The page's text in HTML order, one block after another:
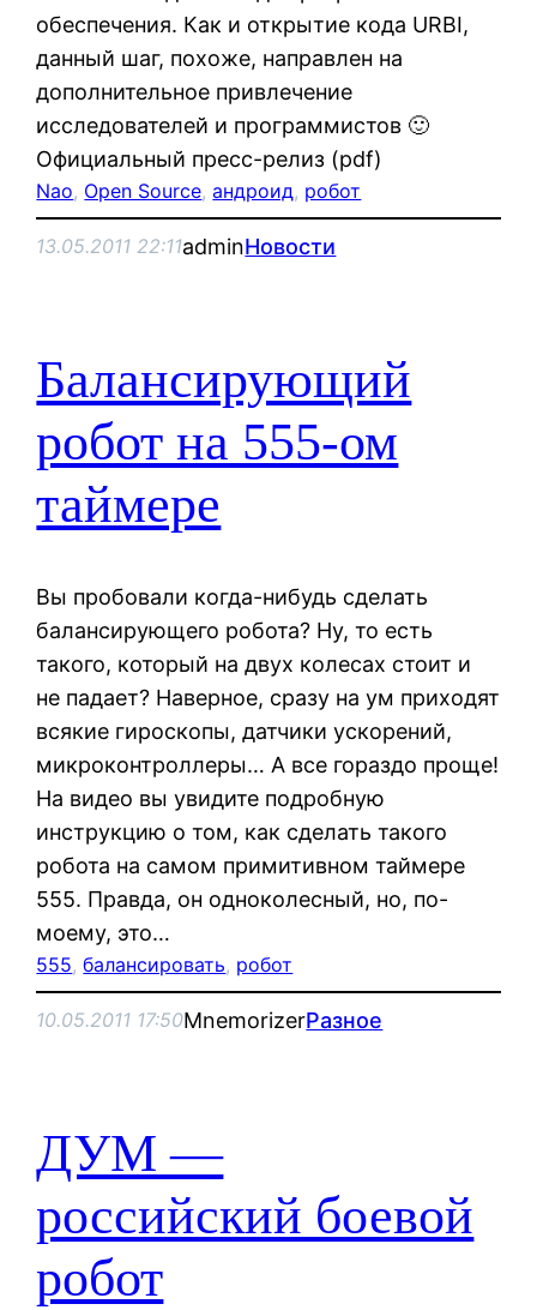
обеспечения. Как и открытие кода URBI,
данный шаг, похоже, направлен на
дополнительное привлечение
исследователей и программистов 🙂
Официальный пресс-релиз (pdf)
Nao, Open Source, андроид, робот
13.05.2011 22:11adminНовости
Балансирующий
робот на 555-ом
таймере
Вы пробовали когда-нибудь сделать
балансирующего робота? Ну, то есть
такого, который на двух колесах стоит и
не падает? Наверное, сразу на ум приходят
всякие гироскопы, датчики ускорений,
микроконтроллеры… А все гораздо проще!
На видео вы увидите подробную
инструкцию о том, как сделать такого
робота на самом примитивном таймере
555. Правда, он одноколесный, но, по-
моему, это…
555, балансировать, робот
10.05.2011 17:50MnemorizerРазное
ДУМ —
российский боевой
робот